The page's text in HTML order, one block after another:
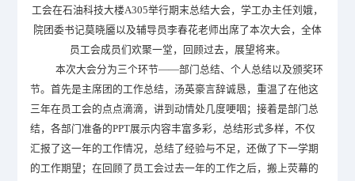
工会在石油科技大楼A305举行期末总结大会，学工办主任刘娥，
院团委书记莫晓靥以及辅导员李春花老师出席了本次大会，全体
员工会成员们欢聚一堂，回顾过去，展望将来。
本次大会分为三个环节——部门总结、个人总结以及颁奖环
节。首先是主席团的工作总结，汤英豪言辞诚恳，重温了在他这
三年在员工会的点点滴滴，讲到动情处几度哽咽；接着是部门总
结，各部门准备的PPT展示内容丰富多彩，总结形式多样，不仅
汇报了这一年的工作情况，总结了经验与不足，还做了下一学期
的工作期望；在回顾了员工会过去一年的工作之后，搬上荧幕的